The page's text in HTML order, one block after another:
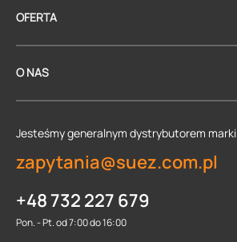
OFERTA
O NAS
Jesteśmy generalnym dystrybutorem marki
zapytania@suez.com.pl
+48 732 227 679
Pon. - Pt. od 7:00 do 16:00